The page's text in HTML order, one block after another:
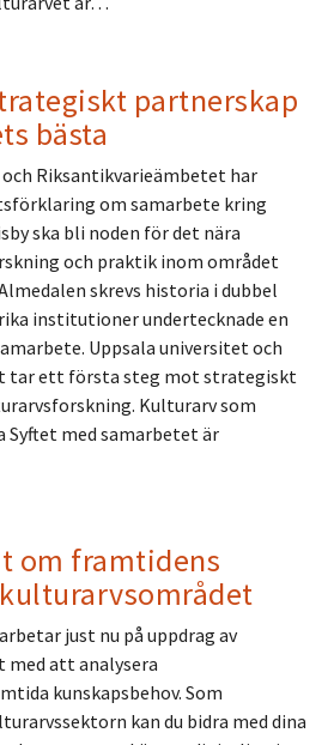
partnerskap
bästa
Riksantikvarieämbetet har
om samarbete kring
ska bli noden för det nära
och praktik inom området
skrevs historia i dubbel
institutioner undertecknade en
Uppsala universitet och
tar ett första steg mot strategiskt
Kulturarv som
med samarbetet är
om framtidens
just nu på uppdrag av
att analysera
kunskapsbehov. Som
kan du bidra med dina